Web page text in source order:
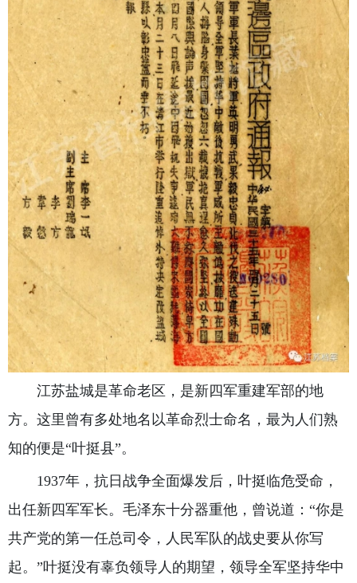
江苏盐城是革命老区，是新四军重建军部的地
方。这里曾有多处地名以革命烈士命名，最为人们熟
知的便是“叶挺县”。
1937年，抗日战争全面爆发后，叶挺临危受命，
出任新四军军长。毛泽东十分器重他，曾说道：“你是
共产党的第一任总司令，人民军队的战史要从你写
起。”叶挺没有辜负领导人的期望，领导全军坚持华中